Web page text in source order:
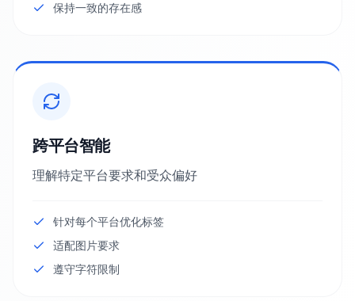
保持一致的存在感
跨平台智能
理解特定平台要求和受众偏好
针对每个平台优化标签
适配图片要求
遵守字符限制